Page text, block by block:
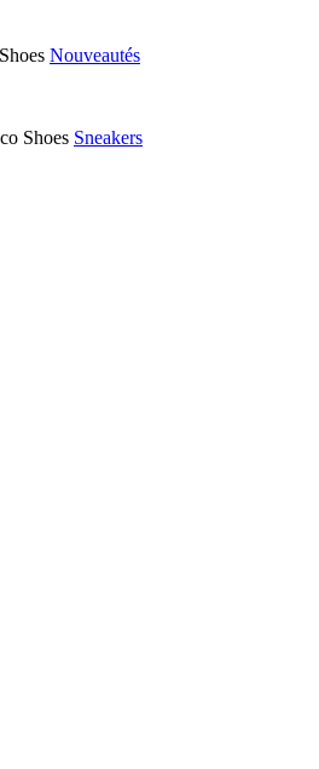
Nouveautés
Sneakers